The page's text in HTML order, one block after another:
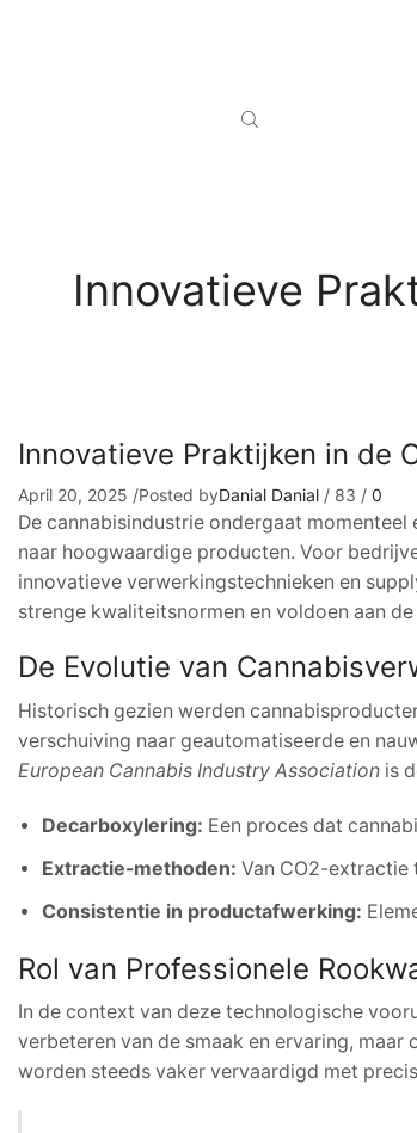
Innovatieve
Innovatieve Praktijken in de
April 20, 2025 /Posted byDanial Danial / 83 / 0
De cannabisindustrie ondergaat
naar hoogwaardige producten. Voor
innovatieve verwerkingstechnieken en
strenge kwaliteitsnormen en voldoen aan
De Evolutie van
Historisch gezien werden
verschuiving naar geautomatiseerde en
European Cannabis Industry Association is
Decarboxylering: Een proces dat
Extractie-methoden: Van CO2-extractie
Consistentie in productafwerking:
Rol van Professionele
In de context van deze technologische
verbeteren van de smaak en ervaring,
worden steeds vaker vervaardigd met